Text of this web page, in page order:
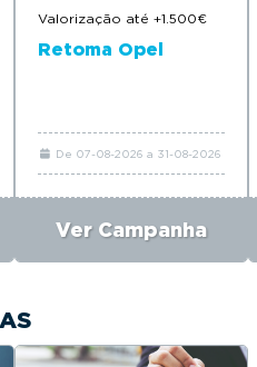
Valorização até +1.500€
Retoma Opel
De 07-08-2026 a 31-08-2026
Ver Campanha